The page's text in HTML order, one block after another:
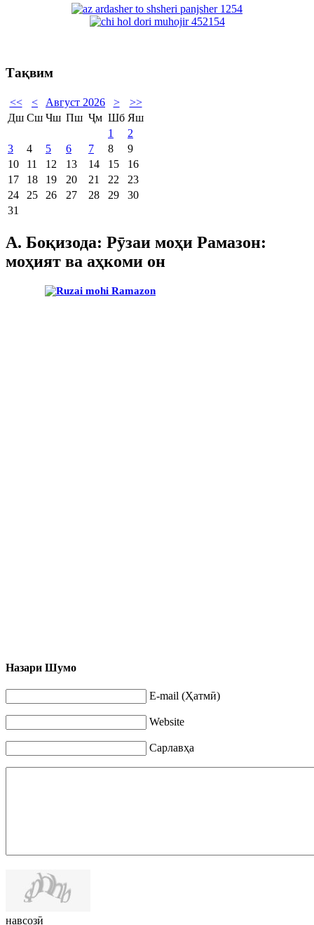
Тақвим
<< < Август 2026 >
>>
Дш Сш Чш Пш Ҷм Шб Яш
1
2
3
4 5 6 7 8
9
10
11 12 13 14 15
16
17
18 19 20 21 22
23
24
25 26 27 28 29
30
31
А. Боқизода: Рӯзаи моҳи Рамазон:
моҳият ва аҳкоми он
Назари Шумо
E-mail (Ҳатмӣ)
Website
Сарлавҳа
навсозӣ